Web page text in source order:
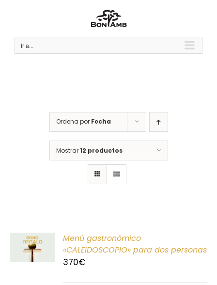
Ir a...
Ordena por Fecha
Mostrar12 productos
Menú gastronómico
«CALEIDOSCOPIO» para dos personas
370€